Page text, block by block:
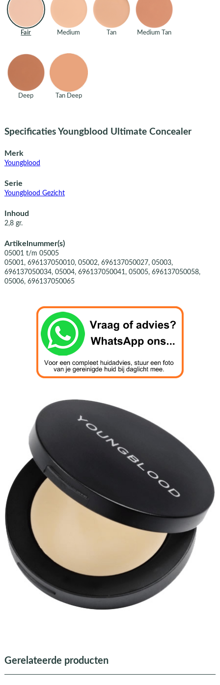
Fair Medium Tan Medium Tan
Deep Tan Deep
Specificaties Youngblood Ultimate Concealer
Merk
Youngblood
Serie
Youngblood Gezicht
Inhoud
2,8 gr.
Artikelnummer(s)
05001 t/m 05005
05001, 696137050010, 05002, 696137050027, 05003,
696137050034, 05004, 696137050041, 05005, 696137050058,
05006, 696137050065
Gerelateerde producten